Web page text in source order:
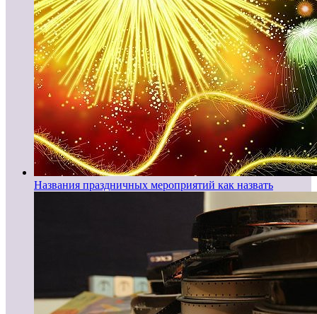
Названия праздничных мероприятий как назвать